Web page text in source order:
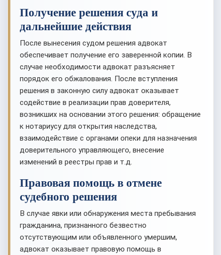
Получение решения суда и
дальнейшие действия
После вынесения судом решения адвокат
обеспечивает получение его заверенной копии. В
случае необходимости адвокат разъясняет
порядок его обжалования. После вступления
решения в законную силу адвокат оказывает
содействие в реализации прав доверителя,
возникших на основании этого решения: обращение
к нотариусу для открытия наследства,
взаимодействие с органами опеки для назначения
доверительного управляющего, внесение
изменений в реестры прав и т.д.
Правовая помощь в отмене
судебного решения
В случае явки или обнаружения места пребывания
гражданина, признанного безвестно
отсутствующим или объявленного умершим,
адвокат оказывает правовую помощь в